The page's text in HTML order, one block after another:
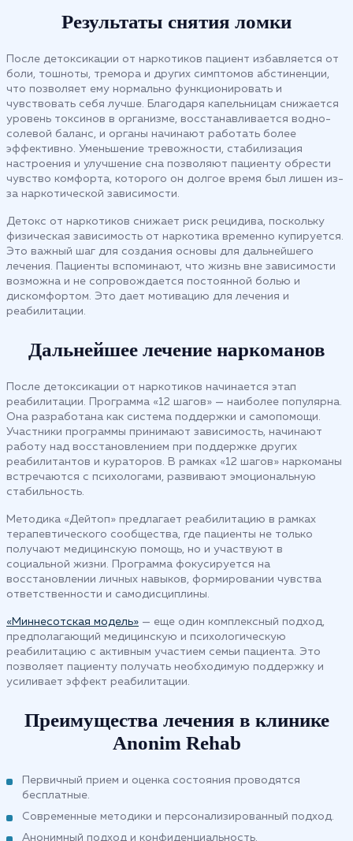
Результаты снятия ломки
После детоксикации от наркотиков пациент избавляется от
боли, тошноты, тремора и других симптомов абстиненции,
что позволяет ему нормально функционировать и
чувствовать себя лучше. Благодаря капельницам снижается
уровень токсинов в организме, восстанавливается водно-
солевой баланс, и органы начинают работать более
эффективно. Уменьшение тревожности, стабилизация
настроения и улучшение сна позволяют пациенту обрести
чувство комфорта, которого он долгое время был лишен из-
за наркотической зависимости.
Детокс от наркотиков снижает риск рецидива, поскольку
физическая зависимость от наркотика временно купируется.
Это важный шаг для создания основы для дальнейшего
лечения. Пациенты вспоминают, что жизнь вне зависимости
возможна и не сопровождается постоянной болью и
дискомфортом. Это дает мотивацию для лечения и
реабилитации.
Дальнейшее лечение наркоманов
После детоксикации от наркотиков начинается этап
реабилитации. Программа «12 шагов» — наиболее популярна.
Она разработана как система поддержки и самопомощи.
Участники программы принимают зависимость, начинают
работу над восстановлением при поддержке других
реабилитантов и кураторов. В рамках «12 шагов» наркоманы
встречаются с психологами, развивают эмоциональную
стабильность.
Методика «Дейтоп» предлагает реабилитацию в рамках
терапевтического сообщества, где пациенты не только
получают медицинскую помощь, но и участвуют в
социальной жизни. Программа фокусируется на
восстановлении личных навыков, формировании чувства
ответственности и самодисциплины.
«Миннесотская модель» — еще один комплексный подход,
предполагающий медицинскую и психологическую
реабилитацию с активным участием семьи пациента. Это
позволяет пациенту получать необходимую поддержку и
усиливает эффект реабилитации.
Преимущества лечения в клинике
Anonim Rehab
Первичный прием и оценка состояния проводятся
бесплатные.
Современные методики и персонализированный подход.
Анонимный подход и конфиденциальность.